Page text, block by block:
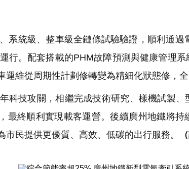
系統級、整車級全鏈條試驗驗證，順利通過
行。配套搭載的PHM故障預測與健康管理
運維從周期性計劃修轉變為精細化狀態修，
科技攻關，相繼完成技術研究、樣機試製、
最終順利實現載客運營。後續廣州地鐵將
市民提供更優質、高效、低碳的出行服務。